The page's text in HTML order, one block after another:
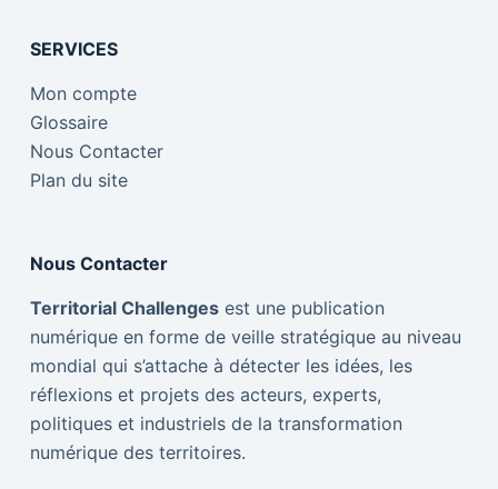
SERVICES
Mon compte
Glossaire
Nous Contacter
Plan du site
Nous Contacter
Territorial Challengesest une publication
numérique en forme de veille stratégique au niveau
mondial qui s’attache à détecter les idées, les
réflexions et projets des acteurs, experts,
politiques et industriels de la transformation
numérique des territoires.